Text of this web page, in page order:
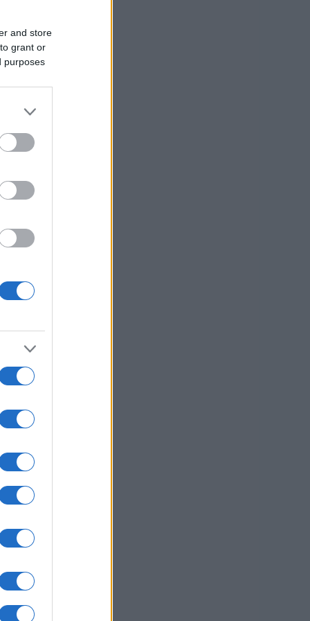
and store
grant or
purposes